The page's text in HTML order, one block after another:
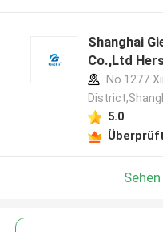
Shanghai
Co.,Ltd
No.1277
5.0